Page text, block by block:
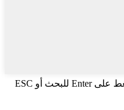
اضغط على Enter للبحث أو ESC